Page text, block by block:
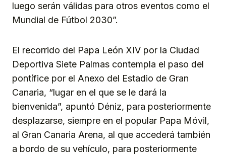
luego serán válidas para otros eventos como el
Mundial de Fútbol 2030”.
El recorrido del Papa León XIV por la Ciudad
Deportiva Siete Palmas contempla el paso del
pontífice por el Anexo del Estadio de Gran
Canaria, “lugar en el que se le dará la
bienvenida”, apuntó Déniz, para posteriormente
desplazarse, siempre en el popular Papa Móvil,
al Gran Canaria Arena, al que accederá también
a bordo de su vehículo, para posteriormente